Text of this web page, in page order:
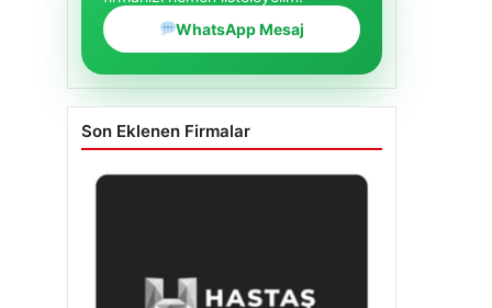
WhatsApp Mesaj
Son Eklenen Firmalar